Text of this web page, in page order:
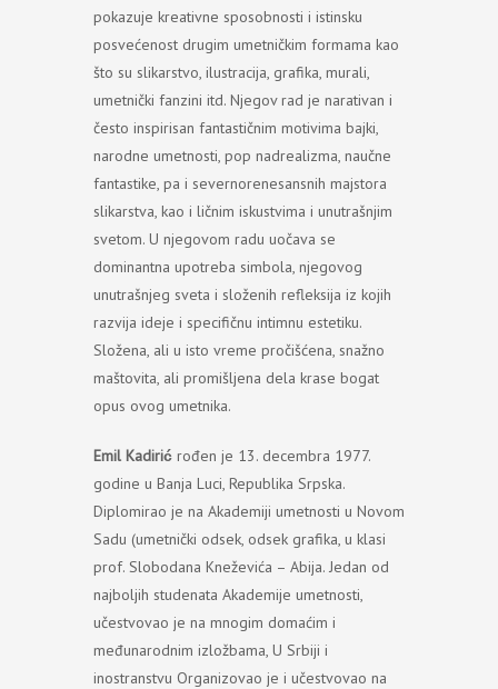
pokazuje kreativne sposobnosti i istinsku
posvećenost drugim umetničkim formama kao
što su slikarstvo, ilustracija, grafika, murali,
umetnički fanzini itd. Njegov rad je narativan i
često inspirisan fantastičnim motivima bajki,
narodne umetnosti, pop nadrealizma, naučne
fantastike, pa i severnorenesansnih majstora
slikarstva, kao i ličnim iskustvima i unutrašnjim
svetom. U njegovom radu uočava se
dominantna upotreba simbola, njegovog
unutrašnjeg sveta i složenih refleksija iz kojih
razvija ideje i specifičnu intimnu estetiku.
Složena, ali u isto vreme pročišćena, snažno
maštovita, ali promišljena dela krase bogat
opus ovog umetnika.
Emil Kadirić rođen je 13. decembra 1977.
godine u Banja Luci, Republika Srpska.
Diplomirao je na Akademiji umetnosti u Novom
Sadu (umetnički odsek, odsek grafika, u klasi
prof. Slobodana Kneževića – Abija. Jedan od
najboljih studenata Akademije umetnosti,
učestvovao je na mnogim domaćim i
međunarodnim izložbama, U Srbiji i
inostranstvu Organizovao je i učestvovao na